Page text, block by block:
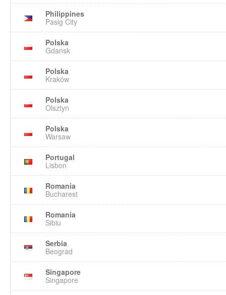
Philippines
Pasig City
Polska
Gdansk
Polska
Kraków
Polska
Olsztyn
Polska
Warsaw
Portugal
Lisbon
Romania
Bucharest
Romania
Sibiu
Serbia
Beograd
Singapore
Singapore